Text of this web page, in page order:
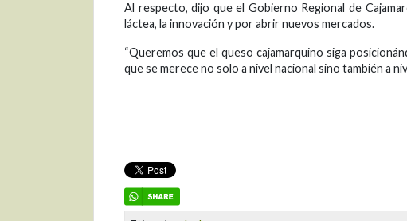
Al respecto, dijo que el Gobierno Regional de
láctea, la innovación y por abrir nuevos mercados.
“Queremos que el queso cajamarquino siga
que se merece no solo a nivel nacional sino también a